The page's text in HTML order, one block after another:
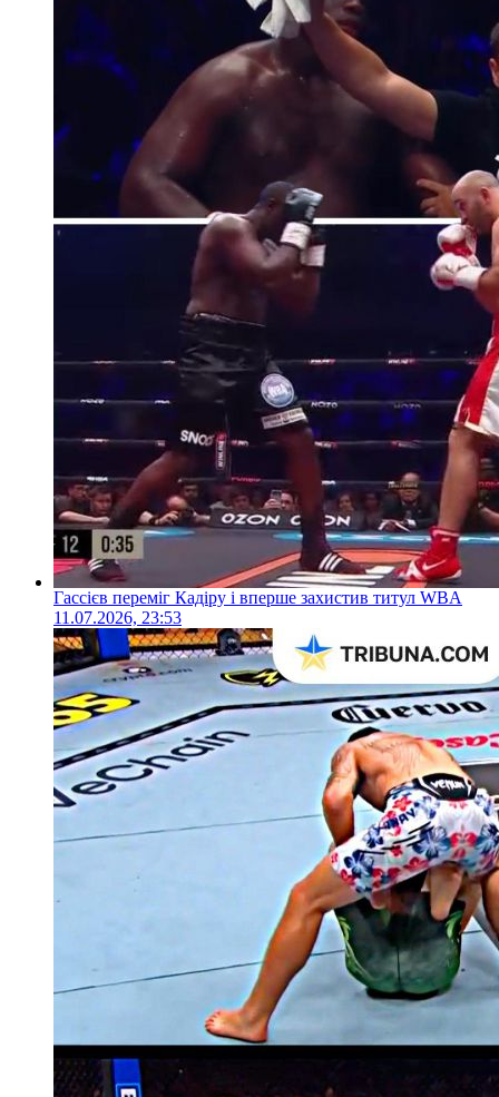
Гассієв переміг Кадіру і вперше захистив титул WBA
11.07.2026, 23:53